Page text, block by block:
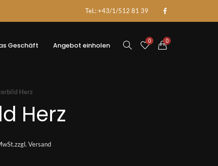
Tel.: +43/1/512 81 39
Geschäft Angebot einholen 0 0
Herz
Herz
zzgl. Versand